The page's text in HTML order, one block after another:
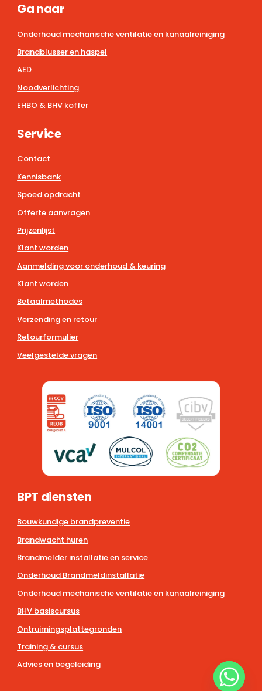
Ga naar
Onderhoud mechanische ventilatie en kanaalreiniging
Brandblusser en haspel
AED
Noodverlichting
EHBO & BHV koffer
Service
Contact
Kennisbank
Spoed opdracht
Offerte aanvragen
Prijzenlijst
Klant worden
Aanmelding voor onderhoud & keuring
Klant worden
Betaalmethodes
Verzending en retour
Retourformulier
Veelgestelde vragen
BPT diensten
Bouwkundige brandpreventie
Brandwacht huren
Brandmelder installatie en service
Onderhoud Brandmeldinstallatie
Onderhoud mechanische ventilatie en kanaalreiniging
BHV basiscursus
Ontruimingsplattegronden
Training & cursus
Advies en begeleiding